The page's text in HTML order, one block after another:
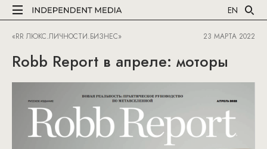
EN
«RR ЛЮКС.ЛИЧНОСТИ.БИЗНЕС» 23 МАРТА 2022
Robb Report в апреле: моторы